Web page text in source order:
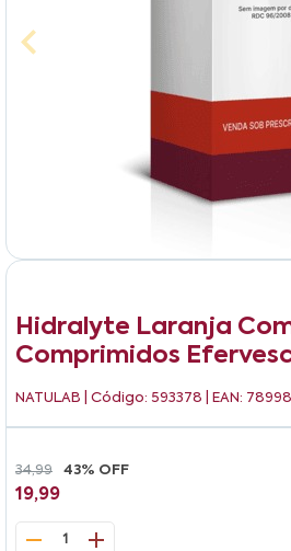
Hidralyte Laranja
Comprimidos
NATULAB | Código: 593378 | EAN:
34,99 43% OFF
19,99
1